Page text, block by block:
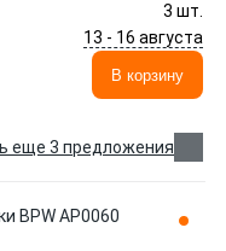
3 шт.
13 - 16 августа
В корзину
еще 3 предложения
BPW AP0060